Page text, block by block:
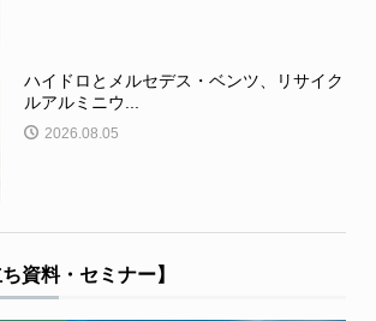
ハイドロとメルセデス・ベンツ、リサイク
ルアルミニウ...
2026.08.05
資料・セミナー】